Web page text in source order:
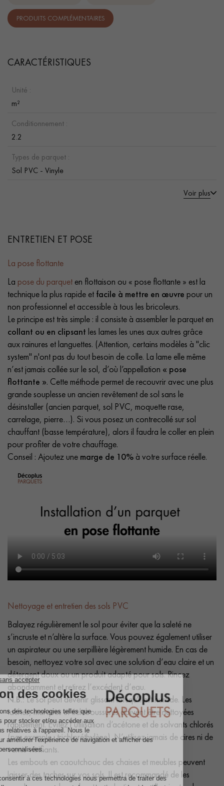
PRODUITS COMPLÉMENTAIRES
CARACTÉRISTIQUES
Unité :
m²
Conditionnement :
2.2
Types de parquet :
Sol PVC - Vinyle
Voir plus
ENTRETIEN ET POSE
La pose flottante
La pose du parquet en flottaison ou « pose flottante » est la
technique la plus rapide et facile à mettre en œuvre pour un
non professionnel et accessible à tous les bricoleurs.
Le principe est très simple : il consiste à assembler le parquet en
collant ou en clipsant les lames les unes aux autres grâce
aux rainures et languettes. (Attention, certains modèles à "clic
system" n'ont pas du tout besoin de colle. La lame elle même
n’est jamais collée sur le sol, d’où l’appellation « pose
flottante ». Cette méthode permet de recouvrir avec une plus
grande souplesse un ancien revêtement de sol sans le
désinstaller (ancien parquet, sol PVC, moquette rase,
carrelage, pierre…). Si vous posez un contrecollé sur sol
chauffant (basse température), alors il faudra le coller en plein
pour profiter de votre chauffage.
Conseil : Ajoutez une marge de 10% à votre surface réelle.
Nettoyage et entretien des sols PVC
Balayez régulièrement le sol pour éviter que la saleté ne
s’incruste et n’altère la surface. Vous pouvez également utiliser
un aspirateur ou une serpillière légèrement humide. En cas de
besoin, nettoyez votre sol avec une solution d’eau claire et un
détergent doux ou un produit adapté pour sols. Rincez
abondamment et retirez l’excédent d’eau.
N.B.:Le sol peut devenir glissant lorsqu'il est humide. Les
taches, marques et éclaboussures doivent être nettoyées
rapidement. Évitez l’utilisation d’acétone et de solvants chlorés
(par exemple : trichloréthylène). N’utilisez jamais de cires ni de
vernis vitrifiants.
Les embouts en caoutchouc des chaises et meubles peuvent
laisser des taches sur vos sols. Il est recommandé de les